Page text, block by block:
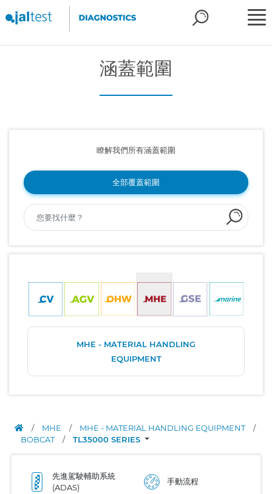
涵蓋範圍
瞭解我們所有涵蓋範圍
全部覆蓋範圍
MHE - MATERIAL HANDLING
EQUIPMENT
/ MHE / MHE - MATERIAL HANDLING EQUIPMENT
/
BOBCAT
/ TL35000 SERIES
先進駕駛輔助系統
(ADAS)
手動流程